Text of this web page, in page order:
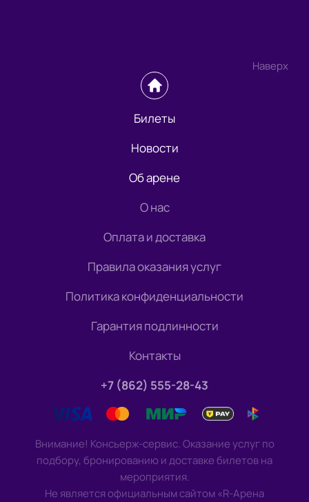
Наверх
Билеты
Новости
Об арене
О нас
Оплата и доставка
Правила оказания услуг
Политика конфиденциальности
Гарантия подлинности
Контакты
+7 (862) 555-28-43
Внимание! Консьерж-сервис. Оказание услуг по
подбору, бронированию и доставке билетов на
мероприятия.
Не является официальным сайтом «R-Арена